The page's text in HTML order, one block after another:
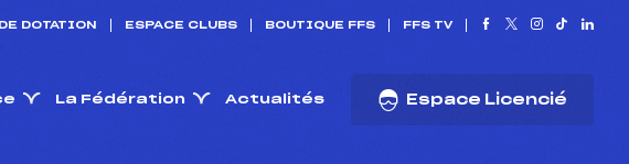
DOTATION ESPACE CLUBS BOUTIQUE FFS FFS TV
La Fédération Actualités Espace Licencié